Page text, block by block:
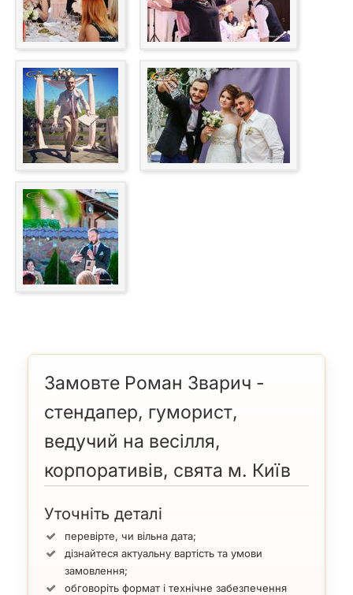
Замовте Роман Зварич -
стендапер, гуморист,
ведучий на весілля,
корпоративів, свята м. Київ
Уточніть деталі
перевірте, чи вільна дата;
дізнайтеся актуальну вартість та умови
замовлення;
обговоріть формат і технічне забезпечення